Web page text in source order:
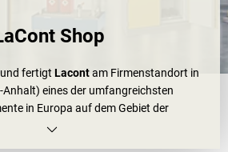
Shop
fertigt Lacontam Firmenstandort in
Anhalt) eines der umfangreichsten
in Europa auf dem Gebiet der
von Gefahrstoffen